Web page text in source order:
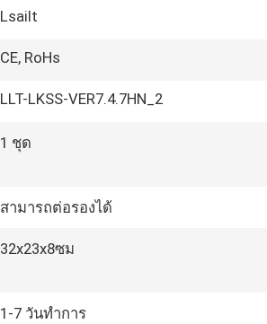
Lsailt
CE, RoHs
LLT-LKSS-VER7.4.7HN_2
1 ชุด
สามารถต่อรองได้
32x23x8ซม
1-7 วันทำการ